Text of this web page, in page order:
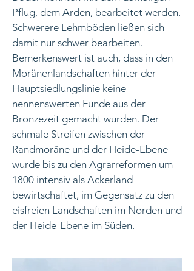
Pflug, dem Arden, bearbeitet werden.
Schwerere Lehmböden ließen sich
damit nur schwer bearbeiten.
Bemerkenswert ist auch, dass in den
Moränenlandschaften hinter der
Hauptsiedlungslinie keine
nennenswerten Funde aus der
Bronzezeit gemacht wurden. Der
schmale Streifen zwischen der
Randmoräne und der Heide-Ebene
wurde bis zu den Agrarreformen um
1800 intensiv als Ackerland
bewirtschaftet, im Gegensatz zu den
eisfreien Landschaften im Norden und
der Heide-Ebene im Süden.